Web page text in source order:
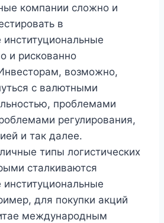
компании сложно и
в
и рискованно
возможно,
с валютными
проблемами
регулирования,
и так далее.
типы логистических
сталкиваются
для покупки акций
международным